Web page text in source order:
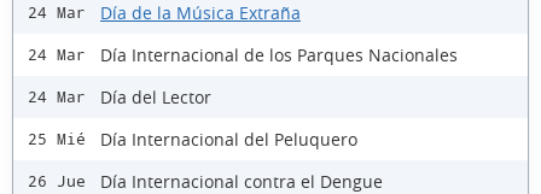
24 Mar Día de la Música Extraña
24 Mar Día Internacional de los Parques Nacionales
24 Mar Día del Lector
25 Mié Día Internacional del Peluquero
26 Jue Día Internacional contra el Dengue